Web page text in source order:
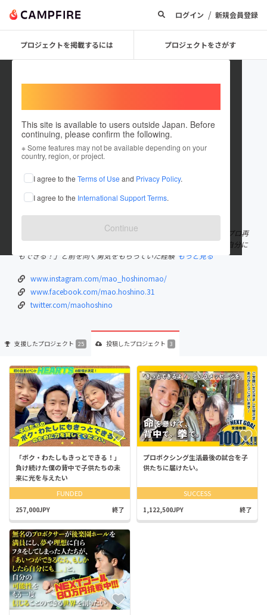
ログイン / 新規会員登録
プロジェクトを掲載するには プロジェクトをさがす
This site is available to users outside Japan. Before
continuing, please confirm the following.
※ Some features may not be available depending on your
country, region, or project.
I agree to the Terms of Use and Privacy Policy.
I agree to the International Support Terms.
Continue
mao hoshino
これまでに25回支援して3件のプロジェクトを投稿しています
在住国：日本 現在地：東京都
出身国：日本 出身地：群馬県
23歳でプロボクシング引退後、約７年のブランクを経て、30歳でプロ再
起。 子供の頃、体の小さなプロ野球選手が活躍する姿を見て、「自分に
もできる！」と前を向く勇気をもらっていた経験 もっと見る
www.instagram.com/mao_hoshinomao/
www.facebook.com/mao.hoshino.31
twitter.com/maohoshino
支援したプロジェクト 25 投稿したプロジェクト 3
「ボク・わたしもきっとできる！」
負け続けた僕の背中で子供たちの未
来に光を与えたい
FUNDED
257,000JPY 終了
プロボクシング生活最後の試合を子
供たちに届けたい。
SUCCESS
1,122,500JPY 終了